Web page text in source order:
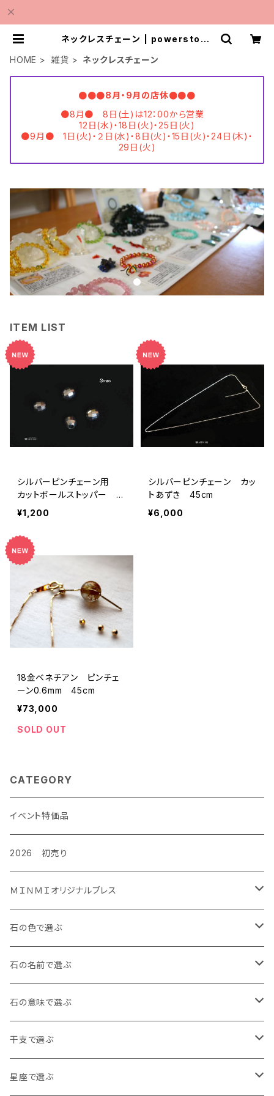
ネックレスチェーン | powerstone
HOME
雑貨 ネックレスチェーン
●●●8月・9月の店休●●●
●8月● 8日(土)は12：00から営業
12日(水)・18日(火)・25日(火)
●9月● 1日(火)・２日(水)・8日(火)・15日(火)・24日(木)・
29日(火)
ITEM LIST
シルバーピンチェーン用
カットボールストッパー 3
㎜ 一粒売り
¥1,200
シルバーピンチェーン カッ
トあずき 45cm
¥6,000
18金ベネチアン ピンチェ
ーン0.6mm 45cm
¥73,000
SOLD OUT
CATEGORY
イベント特価品
2026 初売り
ＭＩＮＭＩオリジナルブレス
金運ぐるぐるブレス
タイガーズアイ
レッドタイガーズアイ
ルビーぐるぐる負ける気がしねぇブレス
龍の手ブレス
右利き用8㎜
右利き用10㎜
月神様の縁日ブレス
水晶バージョン
十三仏ブレス
石の色で選ぶ
白・透明
黒・茶色
青
赤
石の名前で選ぶ
アイオライト
アイリスクォーツ
アクアマリン
石の意味で選ぶ
魔除け
健康・長寿
干支で選ぶ
子年 アンバー
星座で選ぶ